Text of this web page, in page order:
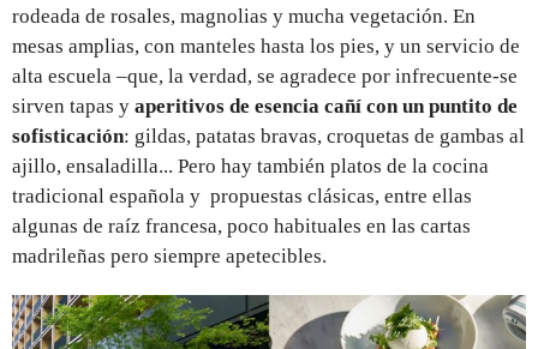
rodeada de rosales, magnolias y mucha vegetación. En
mesas amplias, con manteles hasta los pies, y un servicio de
alta escuela –que, la verdad, se agradece por infrecuente-se
sirven tapas y aperitivos de esencia cañí con un puntito de
sofisticación: gildas, patatas bravas, croquetas de gambas al
ajillo, ensaladilla... Pero hay también platos de la cocina
tradicional española y propuestas clásicas, entre ellas
algunas de raíz francesa, poco habituales en las cartas
madrileñas pero siempre apetecibles.